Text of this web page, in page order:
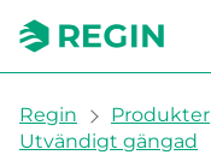
You are here:
Regin Produkter
Utvändigt gängad